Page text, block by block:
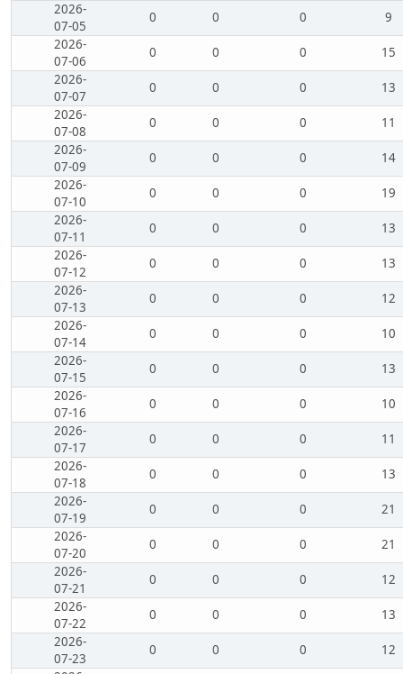
2026-
07-05
0 0 0
9
2026-
07-06
0 0 0
15
2026-
07-07
0 0 0
13
2026-
07-08
0 0 0
11
2026-
07-09
0 0 0
14
2026-
07-10
0 0 0
19
2026-
07-11
0 0 0
13
2026-
07-12
0 0 0
13
2026-
07-13
0 0 0
12
2026-
07-14
0 0 0
10
2026-
07-15
0 0 0
13
2026-
07-16
0 0 0
10
2026-
07-17
0 0 0
11
2026-
07-18
0 0 0
13
2026-
07-19
0 0 0
21
2026-
07-20
0 0 0
21
2026-
07-21
0 0 0
12
2026-
07-22
0 0 0
13
2026-
07-23
0 0 0
12